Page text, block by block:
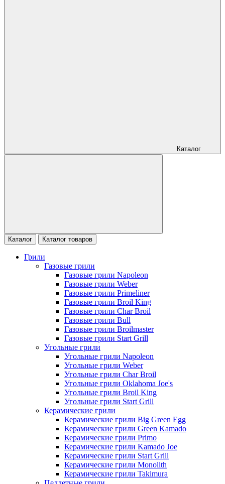
Каталог
Каталог Каталог товаров
Грили
Газовые грили
Газовые грили Napoleon
Газовые грили Weber
Газовые грили Primeliner
Газовые грили Broil King
Газовые грили Char Broil
Газовые грили Bull
Газовые грили Broilmaster
Газовые грили Start Grill
Угольные грили
Угольные грили Napoleon
Угольные грили Weber
Угольные грили Char Broil
Угольные грили Oklahoma Joe's
Угольные грили Broil King
Угольные грили Start Grill
Керамические грили
Керамические грили Big Green Egg
Керамические грили Green Kamado
Керамические грили Primo
Керамические грили Kamado Joe
Керамические грили Start Grill
Керамические грили Monolith
Керамические грили Takimura